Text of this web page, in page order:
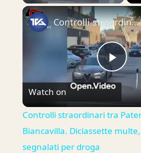
Play
Controlli straordinari tra Paternò e Biancavilla. Diciassette multe, due giovani segnalati per droga
Watch on
Controlli straordinari tra
Biancavilla. Diciassette
segnalati per droga